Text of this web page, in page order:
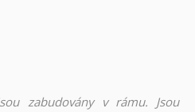
zabudovány v rámu. Jsou